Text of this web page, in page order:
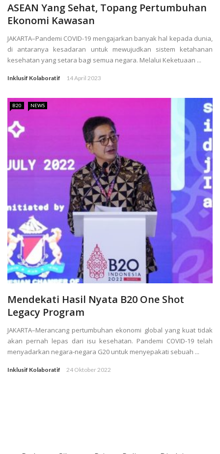
ASEAN Yang Sehat, Topang Pertumbuhan
Ekonomi Kawasan
JAKARTA–Pandemi COVID-19 mengajarkan banyak hal kepada dunia,
di antaranya kesadaran untuk mewujudkan sistem ketahanan
kesehatan yang setara bagi semua negara. Melalui Keketuaan ...
Inklusif Kolaboratif 14 April 2023
B20 NEWS
Mendekati Hasil Nyata B20 One Shot
Legacy Program
JAKARTA–Merancang pertumbuhan ekonomi global yang kuat tidak
akan pernah lepas dari isu kesehatan. Pandemi COVID-19 telah
menyadarkan negara-negara G20 untuk menyepakati sebuah ...
Inklusif Kolaboratif 24 Oktober 2022